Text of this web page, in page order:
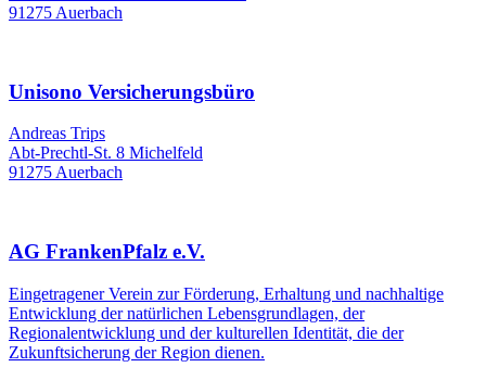
91275 Auerbach
Unisono Versicherungsbüro
Andreas Trips
Abt-Prechtl-St. 8 Michelfeld
91275 Auerbach
AG FrankenPfalz e.V.
Eingetragener Verein zur Förderung, Erhaltung und nachhaltige
Entwicklung der natürlichen Lebensgrundlagen, der
Regionalentwicklung und der kulturellen Identität, die der
Zukunftsicherung der Region dienen.